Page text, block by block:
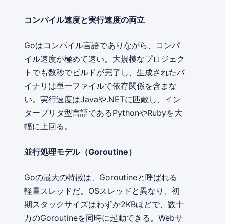
コンパイル速度と実行速度の両立
Goはコンパイル言語でありながら、コンパ
イル速度が極めて速い。大規模なプロジェク
トでも数秒でビルドが完了し、生成されたバ
イナリは単一ファイルで依存関係を含まな
い。実行速度はJavaや.NETに匹敵し、イン
タープリタ型言語であるPythonやRubyを大
幅に上回る。
並行処理モデル（Goroutine）
Goの最大の特徴は、Goroutineと呼ばれる
軽量スレッドだ。OSスレッドと異なり、初
期スタックサイズはわずか2KBほどで、数十
万のGoroutineを同時に起動できる。Webサ